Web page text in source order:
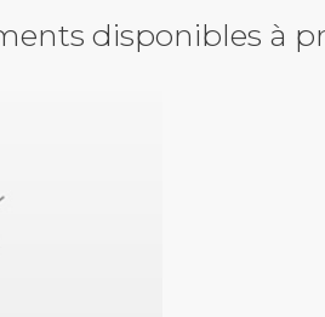
disponibles à